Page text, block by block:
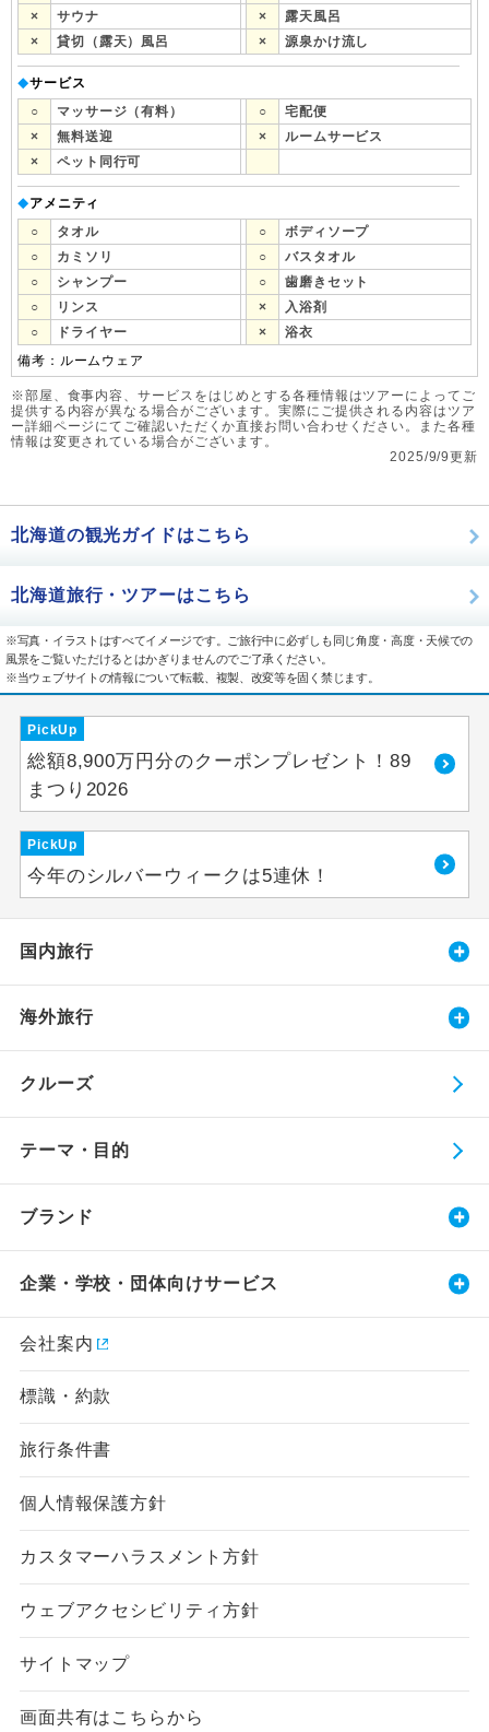
×
サウナ ×
露天風呂
×
貸切（露天）風呂 × 源泉かけ流し
◆サービス
○
マッサージ（有料） ○
宅配便
×
無料送迎 ×
ルームサービス
×
ペット同行可
◆アメニティ
○
タオル ○
ボディソープ
○
カミソリ ○
バスタオル
○
シャンプー ○
歯磨きセット
○
リンス ×
入浴剤
○
ドライヤー ×
浴衣
備考：ルームウェア
※部屋、食事内容、サービスをはじめとする各種情報はツアーによってご
提供する内容が異なる場合がございます。実際にご提供される内容はツア
ー詳細ページにてご確認いただくか直接お問い合わせください。また各種
情報は変更されている場合がございます。
2025/9/9更新
北海道の観光ガイドはこちら
北海道旅行・ツアーはこちら
※写真・イラストはすべてイメージです。ご旅行中に必ずしも同じ角度・高度・天候での
風景をご覧いただけるとはかぎりませんのでご了承ください。
※当ウェブサイトの情報について転載、複製、改変等を固く禁じます。
PickUp
総額8,900万円分のクーポンプレゼント！89
まつり2026
PickUp
今年のシルバーウィークは5連休！
国内旅行
海外旅行
クルーズ
テーマ・目的
ブランド
企業・学校・団体向けサービス
会社案内
標識・約款
旅行条件書
個人情報保護方針
カスタマーハラスメント方針
ウェブアクセシビリティ方針
サイトマップ
画面共有はこちらから